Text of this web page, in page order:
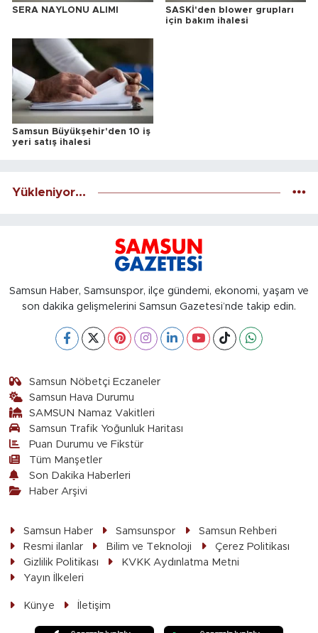
SERA NAYLONU ALIMI
SASKİ'den blower grupları
için bakım ihalesi
Samsun Büyükşehir'den 10 iş
yeri satış ihalesi
Yükleniyor...
Samsun Haber, Samsunspor, ilçe gündemi, ekonomi, yaşam ve
son dakika gelişmelerini Samsun Gazetesi’nde takip edin.
Samsun Nöbetçi Eczaneler
Samsun Hava Durumu
SAMSUN Namaz Vakitleri
Samsun Trafik Yoğunluk Haritası
Puan Durumu ve Fikstür
Tüm Manşetler
Son Dakika Haberleri
Haber Arşivi
Samsun Haber Samsunspor
Samsun Rehberi
Resmi ilanlar
Bilim ve Teknoloji
Çerez Politikası
Gizlilik Politikası
KVKK Aydınlatma Metni
Yayın İlkeleri
Künye İletişim